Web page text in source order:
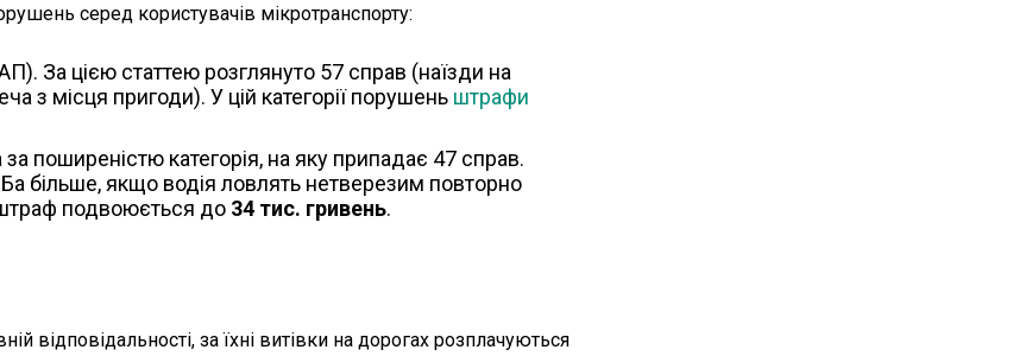
серед користувачів мікротранспорту:
За цією статтею розглянуто 57 справ (наїзди на
з місця пригоди). У цій категорії порушень штрафи
поширеністю категорія, на яку припадає 47 справ.
Ба більше, якщо водія ловлять нетверезим повторно
штраф подвоюється до 34 тис. гривень.
відповідальності, за їхні витівки на дорогах розплачуються